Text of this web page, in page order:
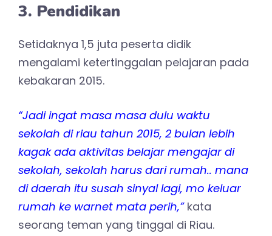
3. Pendidikan
Setidaknya 1,5 juta peserta didik
mengalami ketertinggalan pelajaran pada
kebakaran 2015.
“Jadi ingat masa masa dulu waktu
sekolah di riau tahun 2015, 2 bulan lebih
kagak ada aktivitas belajar mengajar di
sekolah, sekolah harus dari rumah.. mana
di daerah itu susah sinyal lagi, mo keluar
rumah ke warnet mata perih,”kata
seorang teman yang tinggal di Riau.